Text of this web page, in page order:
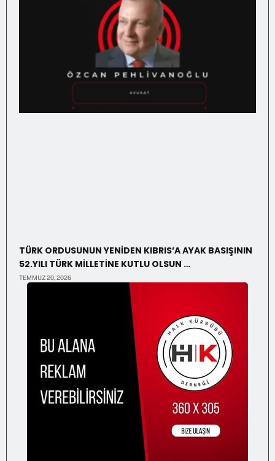
TÜRK ORDUSUNUN YENİDEN KIBRIS’A AYAK BASIŞININ
52.YILI TÜRK MİLLETİNE KUTLU OLSUN …
TEMMUZ 20, 2026